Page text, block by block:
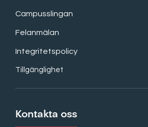
Campusslingan
Felanmälan
Integritetspolicy
Tillgänglighet
Kontakta oss